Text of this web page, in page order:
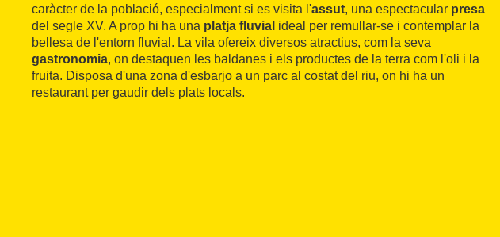
caràcter de la població, especialment si es visita l'assut, una espectacular presa
del segle XV. A prop hi ha una platja fluvial ideal per remullar-se i contemplar la
bellesa de l'entorn fluvial. La vila ofereix diversos atractius, com la seva
gastronomia, on destaquen les baldanes i els productes de la terra com l'oli i la
fruita. Disposa d'una zona d'esbarjo a un parc al costat del riu, on hi ha un
restaurant per gaudir dels plats locals.